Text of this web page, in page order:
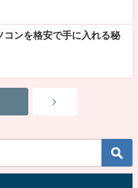
コンを格安で手に入れる秘